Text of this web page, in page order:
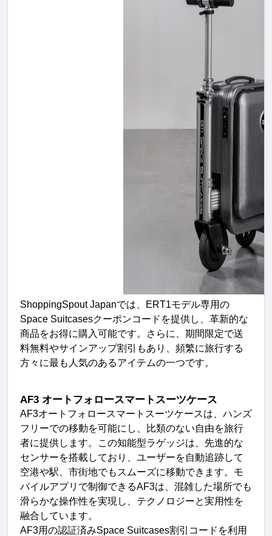
ShoppingSpout Japanでは、 ERT1モデル専用の
Space Suitcasesクーポンコードを提供し、革新的な
商品をお得に購入可能です。さらに、期間限定で送
料無料やサインアップ割引もあり、 頻繁に旅行する
方々に最も人気のあるアイテムの一つです。
AF3 オートフォロースマートスーツケース
AF3オートフォロースマートスーツケースは、ハンズ
フリーでの移動を可能にし、比類のない自由を旅行
者に提供します。この知能型ラゲッジは、先進的な
センサーを搭載しており、ユーザーを自動追跡して
空港や駅、市街地でもスムーズに移動できます。モ
バイルアプリで制御できるAF3は、混雑した場所でも
滑らかな操作性を実現し、テクノロジーと実用性を
融合しています。
AF3用の認証済みSpace Suitcases割引コードを利用